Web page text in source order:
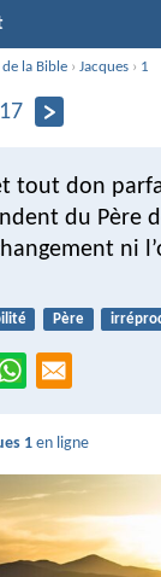
de la Bible ›Jacques › 1
tout don
du Père
ni
Père
1 en ligne